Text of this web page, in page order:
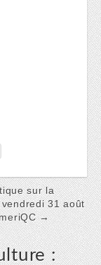
sur la
vendredi 31 août
→
: